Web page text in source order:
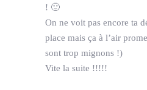
! 🙂
On ne voit pas encore ta
place mais ça à l’air
sont trop mignons !)
Vite la suite !!!!!